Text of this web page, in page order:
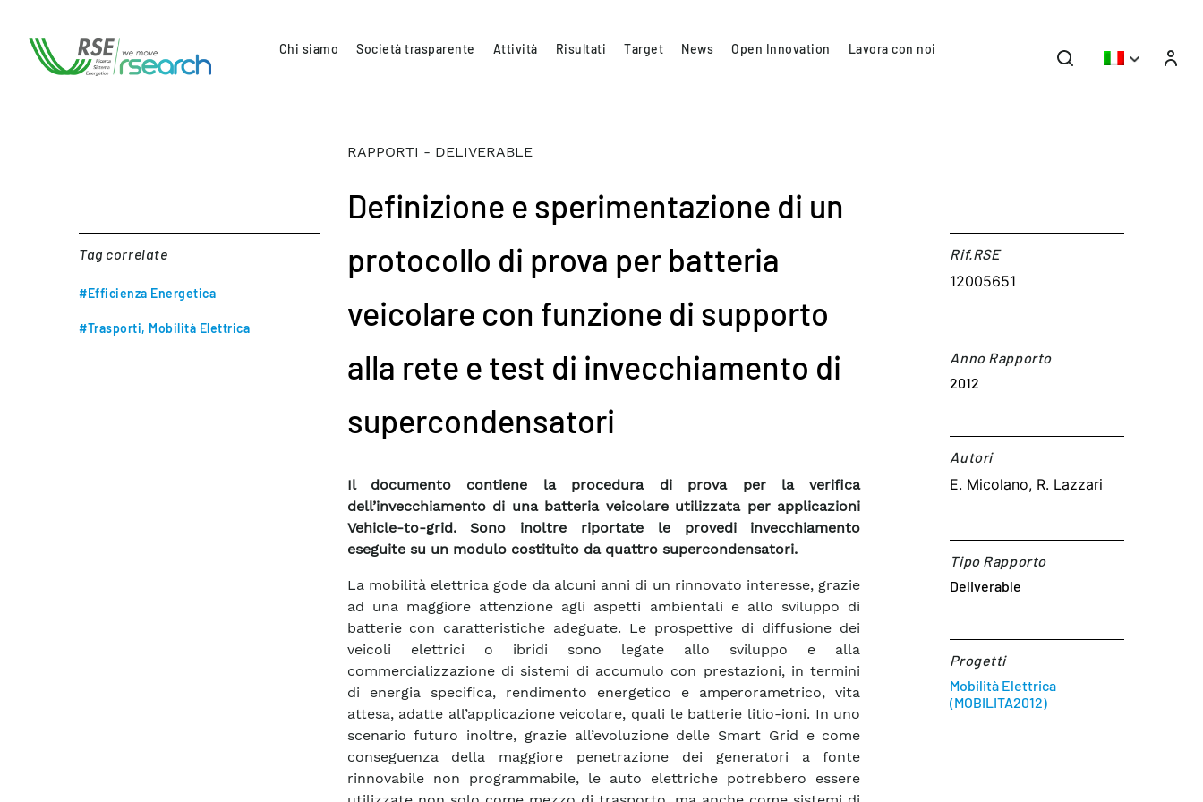
Chi siamo Società trasparente Attività Risultati Target News Open Innovation Lavora con noi
Tag correlate
#Efficienza Energetica
#Trasporti, Mobilità Elettrica
RAPPORTI - DELIVERABLE
Definizione e sperimentazione di un
protocollo di prova per batteria
veicolare con funzione di supporto
alla rete e test di invecchiamento di
supercondensatori
Il documento contiene la procedura di prova per la verifica
dell’invecchiamento di una batteria veicolare utilizzata per applicazioni
Vehicle-to-grid. Sono inoltre riportate le provedi invecchiamento
eseguite su un modulo costituito da quattro supercondensatori.
La mobilità elettrica gode da alcuni anni di un rinnovato interesse, grazie
ad una maggiore attenzione agli aspetti ambientali e allo sviluppo di
batterie con caratteristiche adeguate. Le prospettive di diffusione dei
veicoli elettrici o ibridi sono legate allo sviluppo e alla
commercializzazione di sistemi di accumulo con prestazioni, in termini
di energia specifica, rendimento energetico e amperorametrico, vita
attesa, adatte all’applicazione veicolare, quali le batterie litio-ioni. In uno
scenario futuro inoltre, grazie all’evoluzione delle Smart Grid e come
conseguenza della maggiore penetrazione dei generatori a fonte
rinnovabile non programmabile, le auto elettriche potrebbero essere
Rif.RSE​
12005651
Anno Rapporto
2012
Autori​
E. Micolano, R. Lazzari
Tipo Rapporto
Deliverable
Progetti
Mobilità Elettrica
(MOBILITA2012)